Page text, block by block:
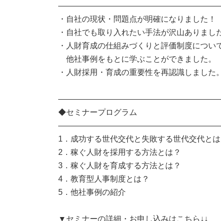
・自社の現状・問題点が明確になりました！
・自社でも取り入れたい手法が沢山ありまし
・人財育成の仕組みづくりと評価制度につい
他社事例をもとに学ぶことができました。
・人財採用・育成の重要性を再認識しました。
◆セミナープログラム
1．成功する世代交代と失敗する世代交代とは
2．稼ぐ人財を採用する方法とは？
3．稼ぐ人財を育成する方法とは？
4．教育型人事制度とは？
5．他社事例の紹介
▼セミナーの詳細・お申し込みはこちら↓↓